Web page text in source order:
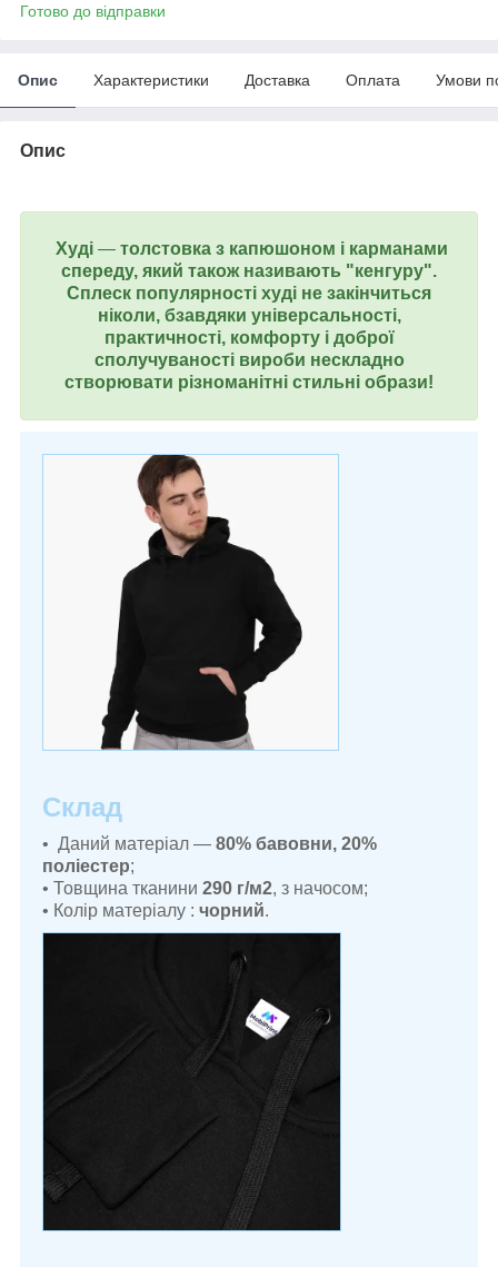
Готово до відправки
Опис Характеристики Доставка Оплата Умови
Опис
Худі —толстовка з капюшоном і карманами
спереду, який також називають "кенгуру".
Сплеск популярності худі не закінчиться
ніколи, бзавдяки універсальності,
практичності, комфорту і доброї
сполучуваності вироби нескладно
створювати різноманітні стильні образи!
Склад
• Даний матеріал — 80% бавовни, 20%
поліестер;
• Товщина тканини 290 г/м2, з начосом;
• Колір матеріалу : чорний.